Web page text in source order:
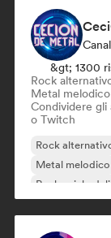
&gt; 1300
Rock
Metal melodico
Condividere gli
o Twitch
Rock
Metal melodico
Rock